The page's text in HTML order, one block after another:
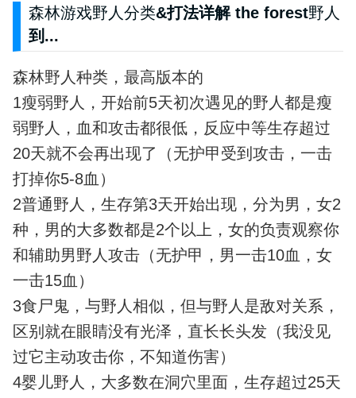
森林游戏野人分类&打法详解 the forest野人
到...
森林野人种类，最高版本的
1瘦弱野人，开始前5天初次遇见的野人都是瘦
弱野人，血和攻击都很低，反应中等生存超过
20天就不会再出现了（无护甲受到攻击，一击
打掉你5-8血）
2普通野人，生存第3天开始出现，分为男，女2
种，男的大多数都是2个以上，女的负责观察你
和辅助男野人攻击（无护甲，男一击10血，女
一击15血）
3食尸鬼，与野人相似，但与野人是敌对关系，
区别就在眼睛没有光泽，直长长头发（我没见
过它主动攻击你，不知道伤害）
4婴儿野人，大多数在洞穴里面，生存超过25天